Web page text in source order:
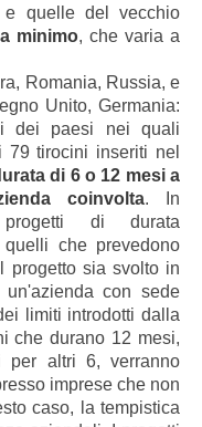
quelle del vecchio
minimo, che varia a
Romania, Russia, e
Unito, Germania:
dei paesi nei quali
79 tirocini inseriti nel
di 6 o 12 mesi a
coinvolta. In
di durata
che prevedono
progetto sia svolto in
con sede
limiti introdotti dalla
che durano 12 mesi,
per altri 6, verranno
imprese che non
caso, la tempistica